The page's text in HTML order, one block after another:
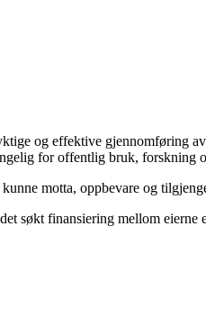
og effektive gjennomføring
for offentlig bruk, forskning
motta, oppbevare og
søkt finansiering mellom